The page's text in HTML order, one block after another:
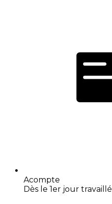
Acompte
Dès le 1er jour travaillé